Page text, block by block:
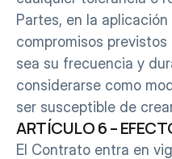
Partes, en la
compromisos
sea su frecuencia y
considerarse como
ser susceptible de
ARTÍCULO 6 –
El Contrato entra en